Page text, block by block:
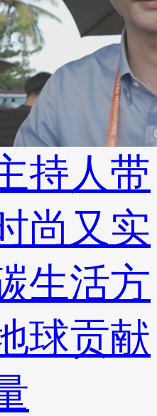
持人带
尚又实
生活方
球贡献